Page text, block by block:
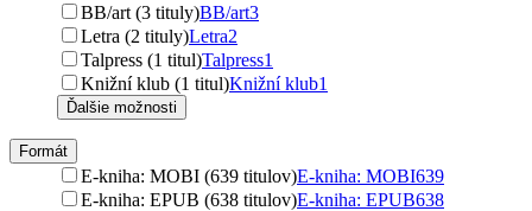
BB/art (3 tituly)BB/art3
Letra (2 tituly)Letra2
Talpress (1 titul)Talpress1
Knižní klub (1 titul)Knižní klub1
Ďalšie možnosti
Formát
E-kniha: MOBI (639 titulov)E-kniha: MOBI639
E-kniha: EPUB (638 titulov)E-kniha: EPUB638